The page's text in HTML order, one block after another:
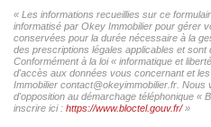
« Les informations recueillies sur ce
informatisé par Okey Immobilier pour gérer
conservées pour la durée nécessaire à la
des prescriptions légales applicables et sont
Conformément à la loi « informatique et
d'accès aux données vous concernant et
Immobilier contact@okeyimmobilier.fr.
d'opposition au démarchage téléphonique «
inscrire ici : https://www.bloctel.gouv.fr/»